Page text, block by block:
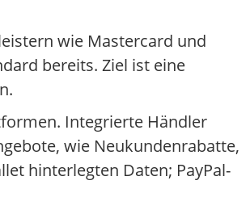
wie Mastercard und
bereits. Ziel ist eine
Integrierte Händler
wie Neukundenrabatte,
hinterlegten Daten; PayPal-